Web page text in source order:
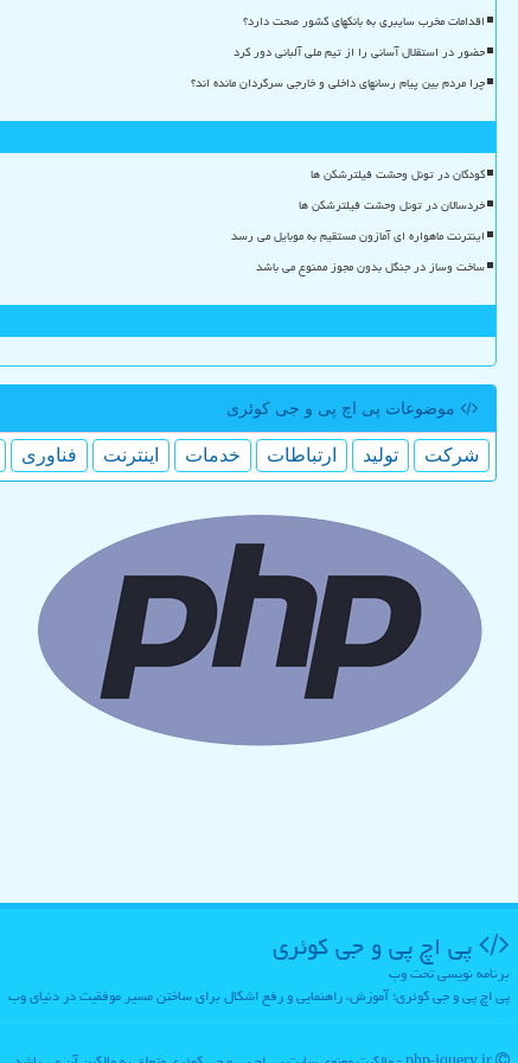
اقدامات مخرب سایبری به بانکهای کشور صحت دارد؟
حضور در استقلال آسانی را از تیم ملی آلبانی دور کرد
چرا مردم بین پیام رسانهای داخلی و خارجی سرگردان مانده اند؟
کودکان در تونل وحشت فیلترشکن ها
خردسالان در تونل وحشت فیلترشکن ها
اینترنت ماهواره ای آمازون مستقیم به موبایل می رسد
ساخت وساز در جنگل بدون مجوز ممنوع می باشد
موضوعات پی اچ پی و جی كوئری
شركت تولید ارتباطات خدمات اینترنت فناوری
پی اچ پی و جی كوئری
برنامه نویسی تحت وب
پی اچ پی و جی کوئری؛ آموزش، راهنمایی و رفع اشکال برای ساختن مسیر موفقیت در دنیای وب